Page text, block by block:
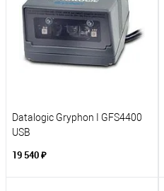
Datalogic Gryphon I GFS4400
USB
19 540 ₽